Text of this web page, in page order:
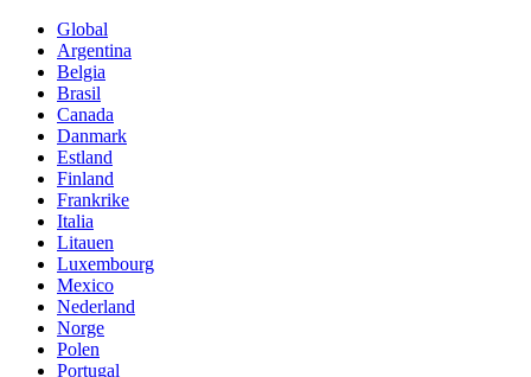
Global
Argentina
Belgia
Brasil
Canada
Danmark
Estland
Finland
Frankrike
Italia
Litauen
Luxembourg
Mexico
Nederland
Norge
Polen
Portugal